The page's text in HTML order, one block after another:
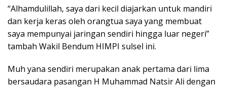
“Alhamdulillah, saya dari kecil diajarkan untuk mandiri
dan kerja keras oleh orangtua saya yang membuat
saya mempunyai jaringan sendiri hingga luar negeri”
tambah Wakil Bendum HIMPI sulsel ini.
Muh yana sendiri merupakan anak pertama dari lima
bersaudara pasangan H Muhammad Natsir Ali dengan